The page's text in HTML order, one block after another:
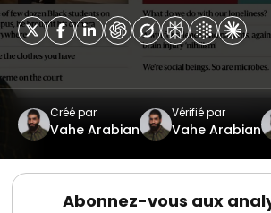
Créé par
Vahe Arabian
Vérifié par
Vahe Arabian
Abonnez-vous aux